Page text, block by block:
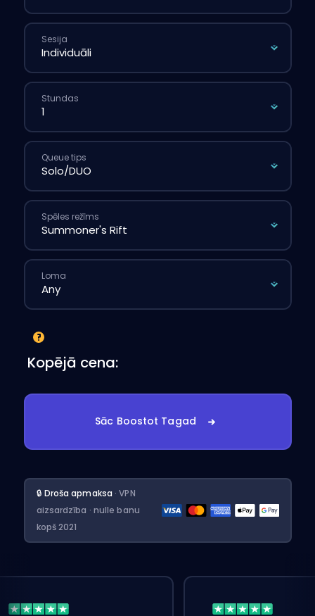
Sesija
Stundas
Queue tips
Spēles režīms
Loma
Kopējā cena:
Sāc Boostot Tagad
🔒 Droša apmaksa · VPN
aizsardzība · nulle banu
kopš 2021